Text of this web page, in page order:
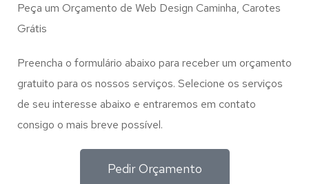
Peça um Orçamento de Web Design Caminha, Carotes
Grátis
Preencha o formulário abaixo para receber um orçamento
gratuito para os nossos serviços. Selecione os serviços
de seu interesse abaixo e entraremos em contato
consigo o mais breve possível.
Pedir Orçamento